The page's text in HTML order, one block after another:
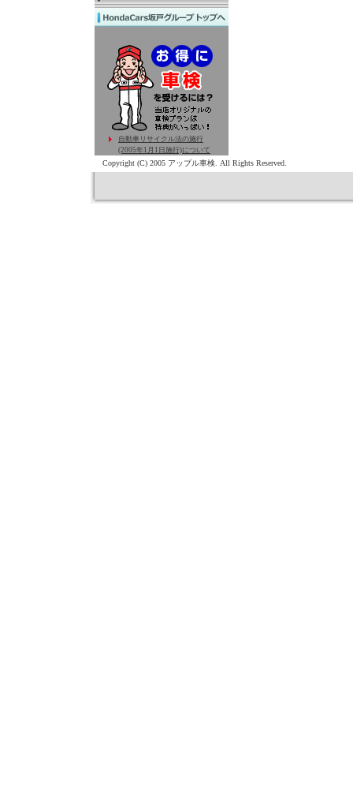
自動車リサイクル法の施行
(2005年1月1日施行)について
Copyright (C) 2005 アップル車検. All Rights Reserved.